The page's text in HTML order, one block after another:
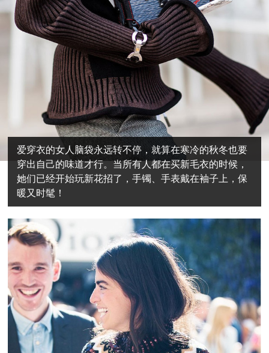
爱穿衣的女人脑袋永远转不停，就算在寒冷的秋冬也要
穿出自己的味道才行。当所有人都在买新毛衣的时候，
她们已经开始玩新花招了，手镯、手表戴在袖子上，保
暖又时髦！